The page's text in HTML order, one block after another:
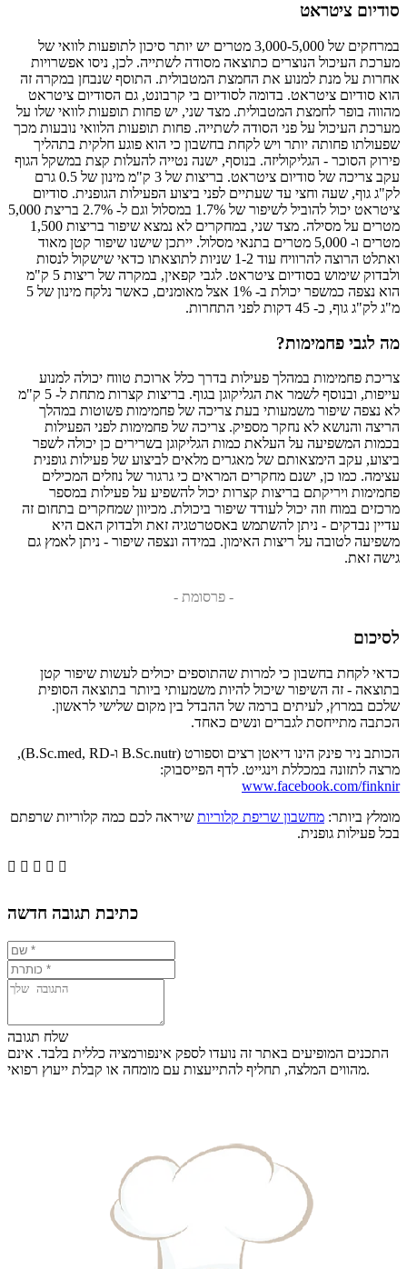
סודיום ציטראט
במרחקים של 3,000-5,000 מטרים יש יותר סיכון לתופעות לוואי של
מערכת העיכול הנוצרים כתוצאה מסודה לשתייה. לכן, ניסו אפשרויות
אחרות על מנת למנוע את החמצת המטבולית. התוסף שנבחן במקרה זה
הוא סודיום ציטראט. בדומה לסודיום בי קרבונט, גם הסודיום ציטראט
מהווה בופר לחמצת המטבולית. מצד שני, יש פחות תופעות לוואי שלו על
מערכת העיכול על פני הסודה לשתייה. פחות תופעות הלוואי נובעות מכך
שפעולתו פחותה יותר ויש לקחת בחשבון כי הוא פוגע חלקית בתהליך
פירוק הסוכר - הגליקוליזה. בנוסף, ישנה נטייה להעלות קצת במשקל הגוף
עקב צריכה של סודיום ציטראט. בריצות של 3 ק"מ מינון של 0.5 גרם
לק"ג גוף, שעה וחצי עד שעתיים לפני ביצוע הפעילות הגופנית. סודיום
ציטראט יכול להוביל לשיפור של 1.7% במסלול וגם ל- 2.7% בריצת 5,000
מטרים על מסילה. מצד שני, במחקרים לא נמצא שיפור בריצות 1,500
מטרים ו- 5,000 מטרים בתנאי מסלול. ייתכן שישנו שיפור קטן מאוד
ואתלט הרוצה להרוויח עוד 1-2 שניות לתוצאתו כדאי שישקול לנסות
ולבדוק שימוש בסודיום ציטראט. לגבי קפאין, במקרה של ריצות 5 ק"מ
הוא נצפה כמשפר יכולת ב- 1% אצל מאומנים, כאשר נלקח מינון של 5
מ"ג לק"ג גוף, כ- 45 דקות לפני התחרות.
מה לגבי פחמימות?
צריכת פחמימות במהלך פעילות בדרך כלל ארוכת טווח יכולה למנוע
עייפות, ובנוסף לשמר את הגליקוגן בגוף. בריצות קצרות מתחת ל- 5 ק"מ
לא נצפה שיפור משמעותי בעת צריכה של פחמימות פשוטות במהלך
הריצה והנושא לא נחקר מספיק. צריכה של פחמימות לפני הפעילות
בכמות המשפיעה על העלאת כמות הגליקוגן בשרירים כן יכולה לשפר
ביצוע, עקב הימצאותם של מאגרים מלאים לביצוע של פעילות גופנית
עצימה. כמו כן, ישנם מחקרים המראים כי גרגור של נוזלים המכילים
פחמימות ויריקתם בריצות קצרות יכול להשפיע על פעילות במספר
מרכזים במוח וזה יכול לעודד שיפור ביכולת. מכיוון שמחקרים בתחום זה
עדיין נבדקים - ניתן להשתמש באסטרטגיה זאת ולבדוק האם היא
משפיעה לטובה על ריצות האימון. במידה ונצפה שיפור - ניתן לאמץ גם
גישה זאת.
- פרסומת -
לסיכום
כדאי לקחת בחשבון כי למרות שהתוספים יכולים לעשות שיפור קטן
בתוצאה - זה השיפור שיכול להיות משמעותי ביותר בתוצאה הסופית
שלכם במרוץ, לעיתים ברמה של ההבדל בין מקום שלישי לראשון.
הכתבה מתייחסת לגברים ונשים כאחד.
הכותב ניר פינק הינו דיאטן רצים וספורט (B.Sc.nutr ו-B.Sc.med, RD),
מרצה לתזונה במכללת וינגייט. לדף הפייסבוק:
www.facebook.com/finknir
מומלץ ביותר: מחשבון שריפת קלוריות שיראה לכם כמה קלוריות שרפתם
בכל פעילות גופנית.
    
כתיבת תגובה חדשה
שלח תגובה
התכנים המופיעים באתר זה נועדו לספק אינפורמציה כללית בלבד. אינם
מהווים המלצה, תחליף להתייעצות עם מומחה או קבלת ייעוץ רפואי.